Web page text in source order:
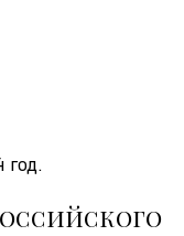
год.